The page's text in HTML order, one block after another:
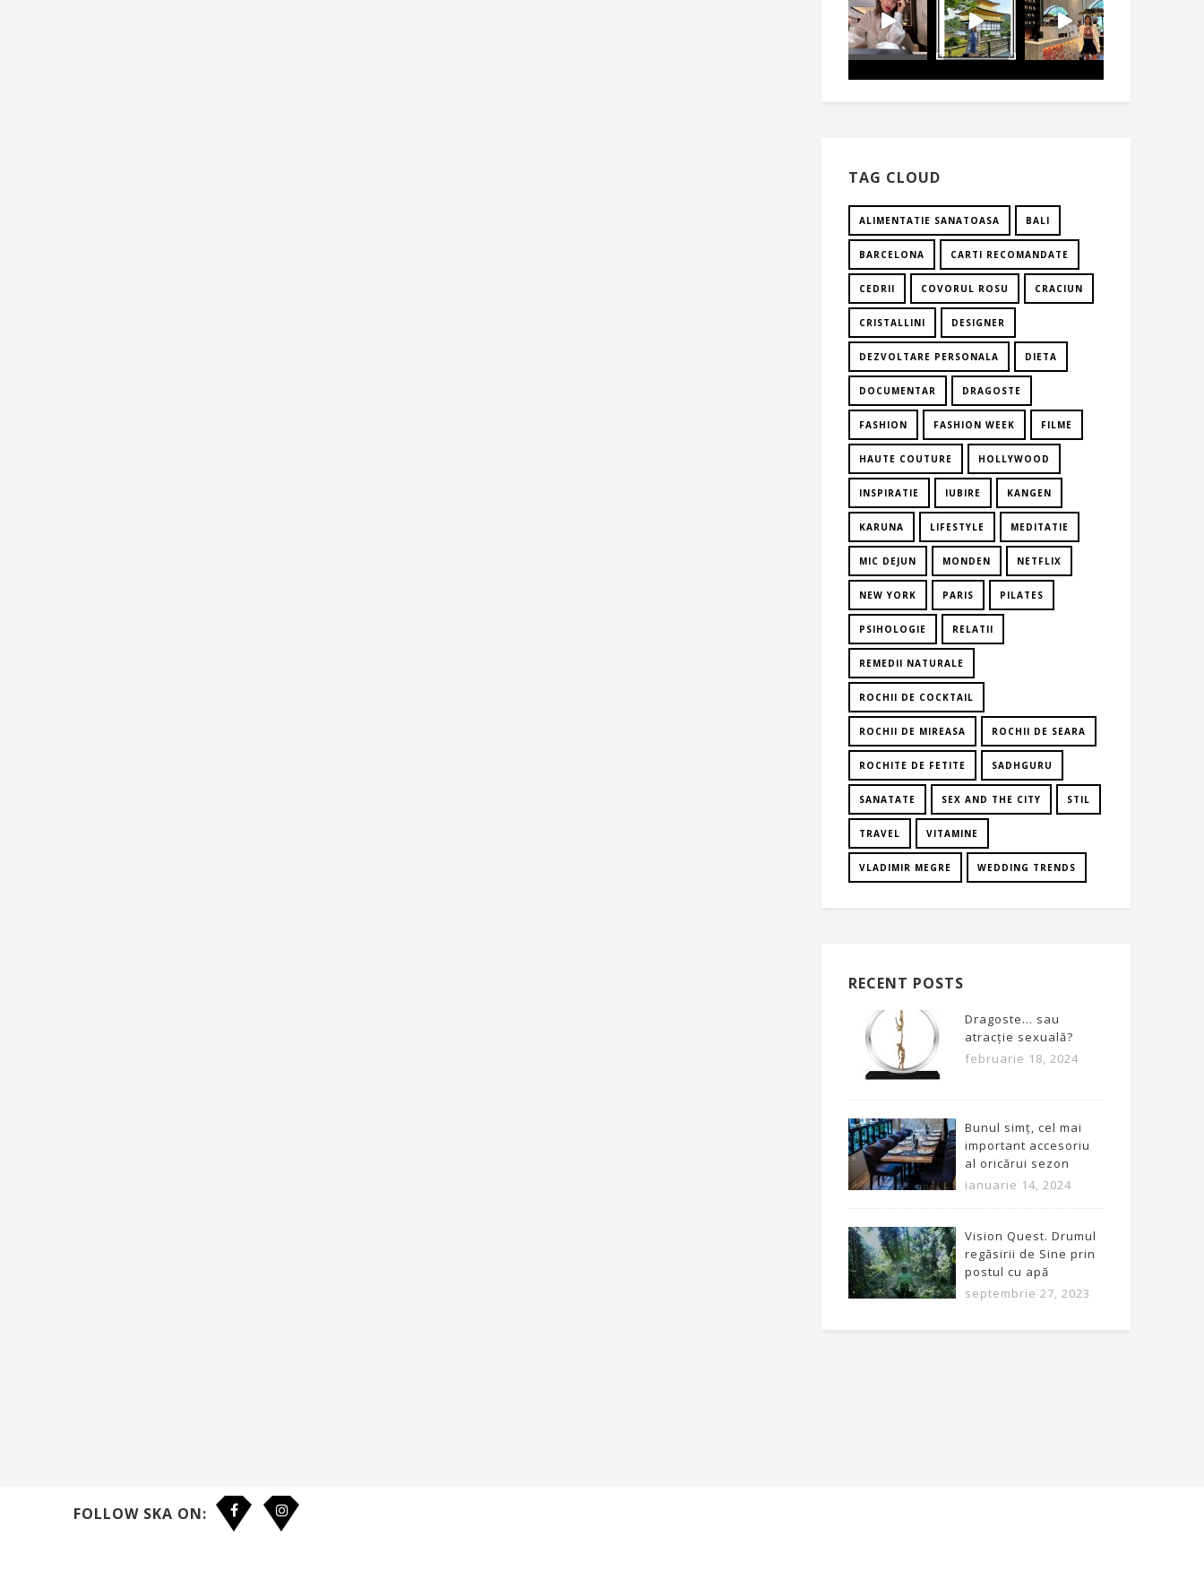
TAG CLOUD
ALIMENTATIE SANATOASA BALI
BARCELONA CARTI RECOMANDATE
CEDRII COVORUL ROSU CRACIUN
CRISTALLINI DESIGNER
DEZVOLTARE PERSONALA DIETA
DOCUMENTAR DRAGOSTE
FASHION FASHION WEEK FILME
HAUTE COUTURE HOLLYWOOD
INSPIRATIE IUBIRE KANGEN
KARUNA LIFESTYLE MEDITATIE
MIC DEJUN MONDEN NETFLIX
NEW YORK PARIS PILATES
PSIHOLOGIE RELATII
REMEDII NATURALE
ROCHII DE COCKTAIL
ROCHII DE MIREASA ROCHII DE SEARA
ROCHITE DE FETITE SADHGURU
SANATATE SEX AND THE CITY STIL
TRAVEL VITAMINE
VLADIMIR MEGRE WEDDING TRENDS
RECENT POSTS
Dragoste… sau
atracție sexuală?
februarie 18, 2024
Bunul simț, cel mai
important accesoriu
al oricărui sezon
ianuarie 14, 2024
Vision Quest. Drumul
regăsirii de Sine prin
postul cu apă
septembrie 27, 2023
FOLLOW SKA ON: